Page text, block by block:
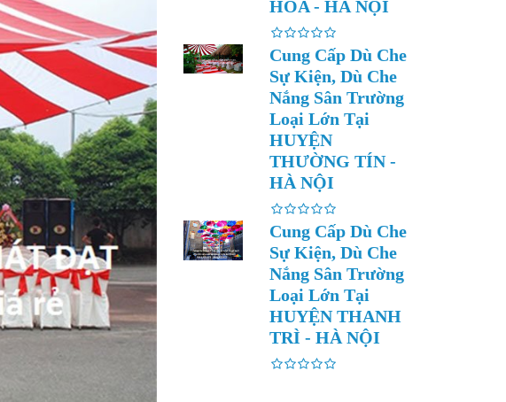
HÒA - HÀ NỘI
Cung Cấp Dù Che
Sự Kiện, Dù Che
Nắng Sân Trường
Loại Lớn Tại
HUYỆN
THƯỜNG TÍN -
HÀ NỘI
Cung Cấp Dù Che
Sự Kiện, Dù Che
Nắng Sân Trường
Loại Lớn Tại
HUYỆN THANH
TRÌ - HÀ NỘI